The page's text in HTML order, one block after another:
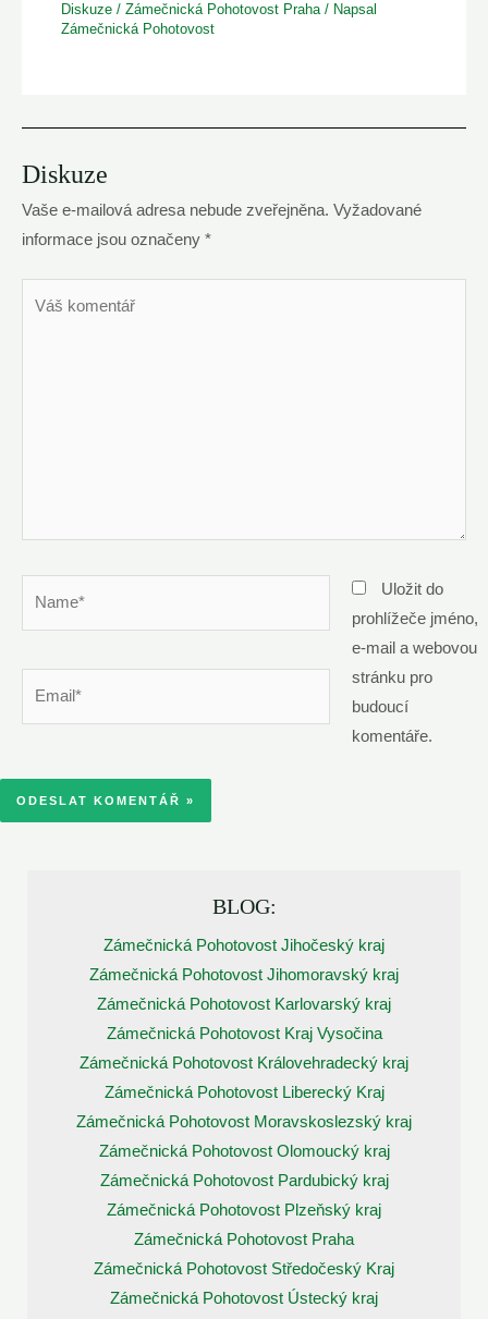
Diskuze /Zámečnická Pohotovost Praha/ Napsal
Zámečnická Pohotovost
Diskuze
Vaše e-mailová adresa nebude zveřejněna. Vyžadované
informace jsou označeny *
Uložit do
prohlížeče jméno,
e-mail a webovou
stránku pro
budoucí
komentáře.
BLOG:
Zámečnická Pohotovost Jihočeský kraj
Zámečnická Pohotovost Jihomoravský kraj
Zámečnická Pohotovost Karlovarský kraj
Zámečnická Pohotovost Kraj Vysočina
Zámečnická Pohotovost Královehradecký kraj
Zámečnická Pohotovost Liberecký Kraj
Zámečnická Pohotovost Moravskoslezský kraj
Zámečnická Pohotovost Olomoucký kraj
Zámečnická Pohotovost Pardubický kraj
Zámečnická Pohotovost Plzeňský kraj
Zámečnická Pohotovost Praha
Zámečnická Pohotovost Středočeský Kraj
Zámečnická Pohotovost Ústecký kraj